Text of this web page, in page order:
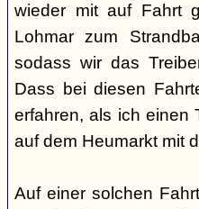
wieder mit auf Fahrt
Lohmar zum
sodass wir das
Dass bei diesen
erfahren, als ich einen
auf dem Heumarkt mit
Auf einer solchen